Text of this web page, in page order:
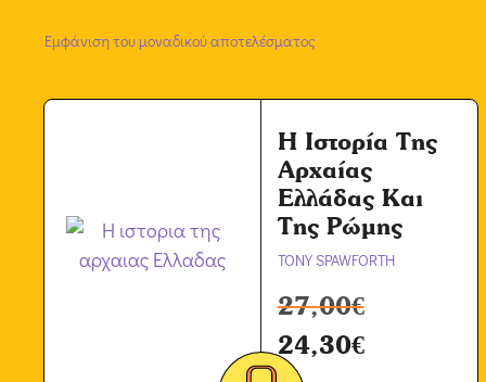
Εμφάνιση του μοναδικού αποτελέσματος
Η Ιστορία Της
Αρχαίας
Ελλάδας Και
Της Ρώμης
TONY SPAWFORTH
27,00€
24,30€